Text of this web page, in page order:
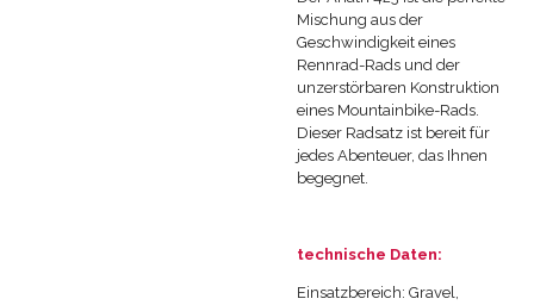
Mischung aus der
Geschwindigkeit eines
Rennrad-Rads und der
unzerstörbaren Konstruktion
eines Mountainbike-Rads.
Dieser Radsatz ist bereit für
jedes Abenteuer, das Ihnen
begegnet.
technische Daten:
Einsatzbereich: Gravel,